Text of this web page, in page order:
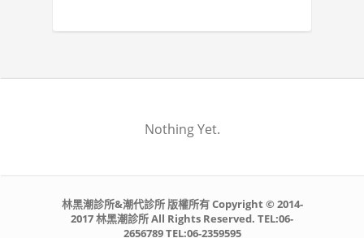
Nothing Yet.
林黑潮診所&潮代診所 版權所有 Copyright © 2014-
2017 林黑潮診所 All Rights Reserved. TEL:06-
2656789 TEL:06-2359595